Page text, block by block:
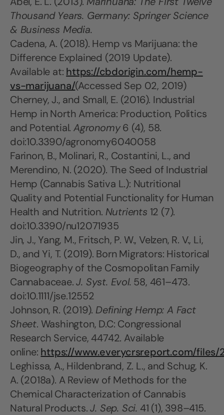
Thousand Years. Germany: Springer Science
& Business Media.
Cadena, A. (2018). Hemp vs Marijuana: the
Difference Explained (2019 Update).
Available at: https://cbdorigin.com/hemp-
vs-marijuana/(Accessed Sep 02, 2019)
Cherney, J., and Small, E. (2016). Industrial
Hemp in North America: Production, Politics
and Potential.Agronomy6 (4), 58.
doi:10.3390/agronomy6040058
Farinon, B., Molinari, R., Costantini, L., and
Merendino, N. (2020). The Seed of Industrial
Hemp (Cannabis Sativa L.): Nutritional
Quality and Potential Functionality for Human
Health and Nutrition. Nutrients 12 (7).
doi:10.3390/nu12071935
Jin, J., Yang, M., Fritsch, P. W., Velzen, R. V., Li,
D., and Yi, T. (2019). Born Migrators: Historical
Biogeography of the Cosmopolitan Family
Cannabaceae.J. Syst. Evol. 58, 461–473.
doi:10.1111/jse.12552
Johnson, R. (2019). Defining Hemp: A Fact
Sheet. Washington, D.C: Congressional
Research Service, 44742. Available
online: https://www.everycrsreport.com/files/
Leghissa, A., Hildenbrand, Z. L., and Schug, K.
A. (2018a). A Review of Methods for the
Chemical Characterization of Cannabis
Natural Products.J. Sep. Sci. 41 (1), 398–415.